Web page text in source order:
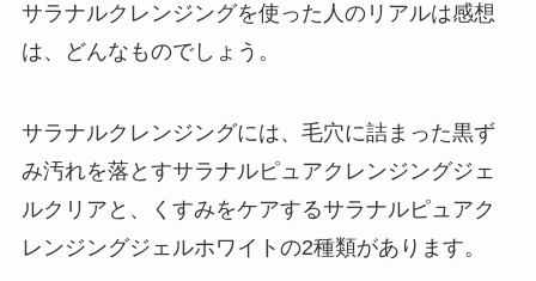
サラナルクレンジングを使った人のリアルは感想
は、どんなものでしょう。
サラナルクレンジングには、毛穴に詰まった黒ず
み汚れを落とすサラナルピュアクレンジングジェ
ルクリアと、くすみをケアするサラナルピュアク
レンジングジェルホワイトの2種類があります。